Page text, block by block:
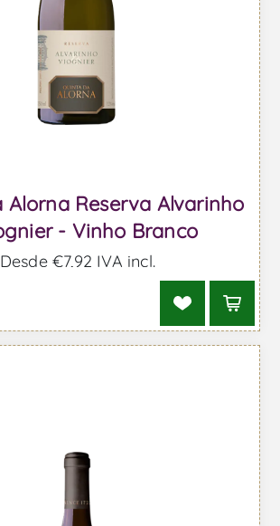
Alorna Reserva Alvarinho
- Vinho Branco
Desde €7,92 IVA incl.